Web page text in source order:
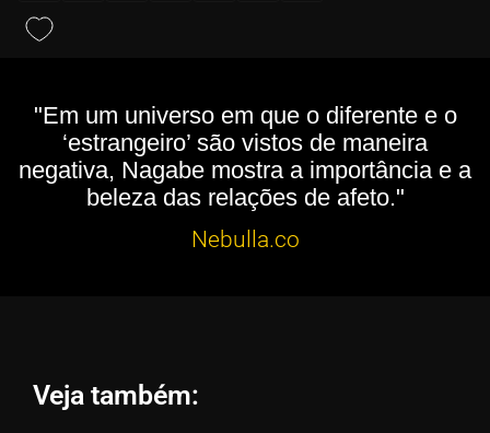
"Em um universo em que o diferente e o
‘estrangeiro’ são vistos de maneira
negativa, Nagabe mostra a importância e a
beleza das relações de afeto."
Nebulla.co
Veja também: